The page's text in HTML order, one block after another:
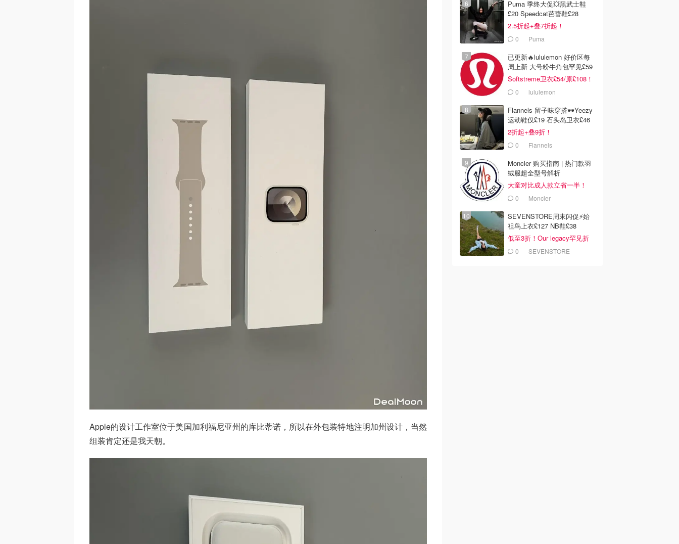
Apple的设计工作室位于美国加利福尼亚州的库比蒂诺，所以在外包装特地注明加州设计，当然
组装肯定还是我天朝。
Puma 季终大促💥黑武士鞋
£20 Speedcat芭蕾鞋£28
2.5折起+叠7折起！
0 Puma
已更新🔥lululemon 好价区每
周上新 大号粉牛角包罕见£59
Softstreme卫衣£54/原£108！
0 lululemon
Flannels 留子味穿搭🕶️Yeezy
运动鞋仅£19 石头岛卫衣£46
2折起+叠9折！
0 Flannels
Moncler 购买指南 | 热门款羽
绒服超全型号解析
大童对比成人款立省一半！
0 Moncler
SEVENSTORE周末闪促⚡️始
祖鸟上衣£127 NB鞋£38
低至3折！Our legacy罕见折
0 SEVENSTORE